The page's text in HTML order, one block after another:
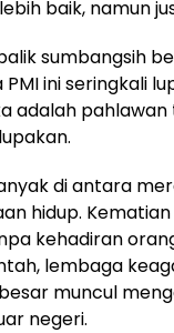
baik, namun
sumbangsih
ini seringkali
adalah
di antara
hidup.
kehadiran
lembaga
muncul
negeri.